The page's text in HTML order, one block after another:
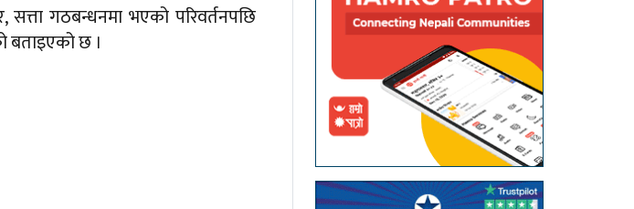
सत्ता गठबन्धनमा भएको परिवर्तनपछि
बताइएको छ ।